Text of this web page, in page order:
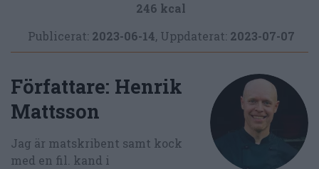
246 kcal
Publicerat: 2023-06-14, Uppdaterat: 2023-07-07
Författare: Henrik
Mattsson
Jag är matskribent samt kock
med en fil. kand i